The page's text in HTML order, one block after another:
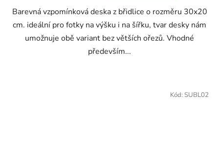
hvězdiček.
Barevná vzpomínková deska z břidlice o rozměru 30x20
cm. ideální pro fotky na výšku i na šířku, tvar desky nám
umožnuje obě variant bez větších ořezů. Vhodné
především...
Kód: SUBL02